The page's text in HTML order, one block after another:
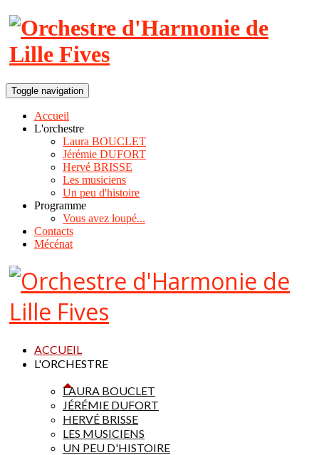
Toggle navigation
Accueil
L'orchestre
Laura BOUCLET
Jérémie DUFORT
Hervé BRISSE
Les musiciens
Un peu d'histoire
Programme
Vous avez loupé...
Contacts
Mécénat
ACCUEIL
L'ORCHESTRE
LAURA BOUCLET
JÉRÉMIE DUFORT
HERVÉ BRISSE
LES MUSICIENS
UN PEU D'HISTOIRE